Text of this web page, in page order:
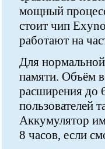
мощный
стоит чип
работают на
Для
памяти. Объём
расширения до
пользователей
Аккумулятор
8 часов, если